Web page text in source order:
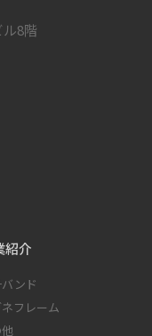
8階
紹介
ンド
ネフレーム